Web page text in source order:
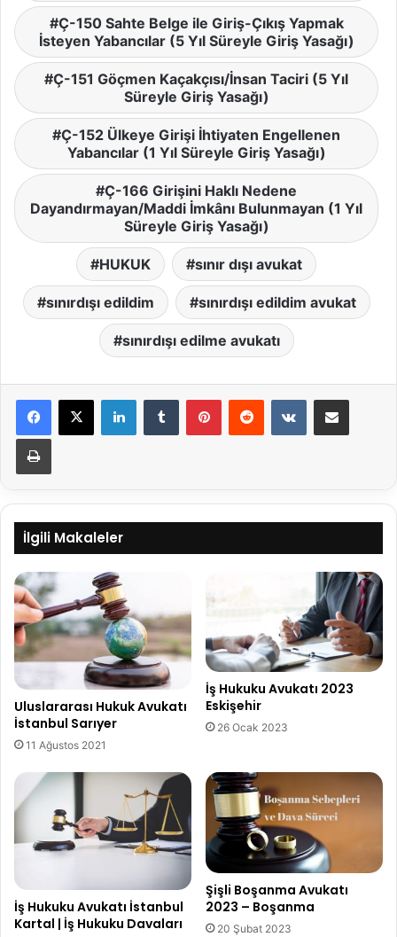
Ç-150 Sahte Belge ile Giriş-Çıkış Yapmak
İsteyen Yabancılar (5 Yıl Süreyle Giriş Yasağı)
Ç-151 Göçmen Kaçakçısı/İnsan Taciri (5 Yıl
Süreyle Giriş Yasağı)
Ç-152 Ülkeye Girişi İhtiyaten Engellenen
Yabancılar (1 Yıl Süreyle Giriş Yasağı)
Ç-166 Girişini Haklı Nedene
Dayandırmayan/Maddi İmkânı Bulunmayan (1 Yıl
Süreyle Giriş Yasağı)
HUKUK sınır dışı avukat
sınırdışı edildim sınırdışı edildim avukat
sınırdışı edilme avukatı
LinkedInTumblr PinterestReddit VKontakteE-Posta ile paylaş
Yazdır
İlgili Makaleler
Uluslararası Hukuk Avukatı
İstanbul Sarıyer
11 Ağustos 2021
İş Hukuku Avukatı 2023
Eskişehir
26 Ocak 2023
İş Hukuku Avukatı İstanbul
Kartal | İş Hukuku Davaları
Şişli Boşanma Avukatı
2023 – Boşanma
20 Şubat 2023